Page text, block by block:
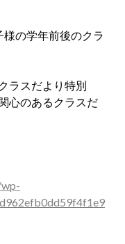
の学年前後のクラ
ラスだより特別
心のあるクラスだ